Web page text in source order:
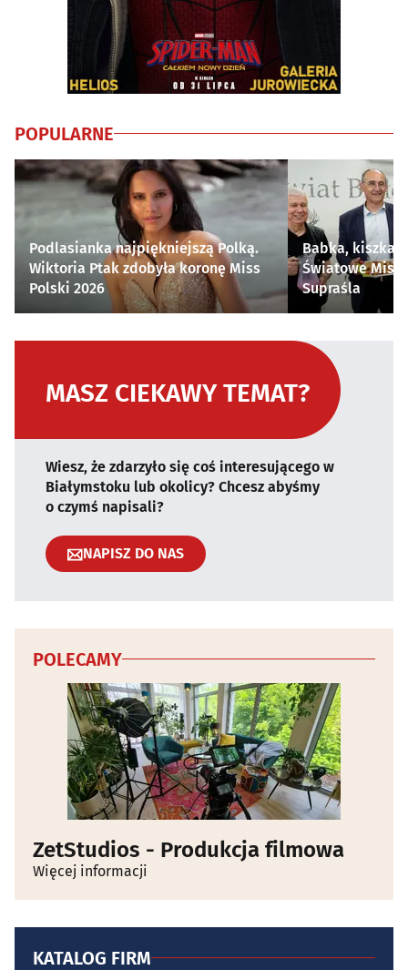
POPULARNE
Podlasianka najpiękniejszą Polką.
Wiktoria Ptak zdobyła koronę Miss
Polski 2026
Babka, kiszka i
Światowe
Supraśla
MASZ CIEKAWY TEMAT?
Wiesz, że zdarzyło się coś interesującego w
Białymstoku lub okolicy? Chcesz abyśmy
o czymś napisali?
NAPISZ DO NAS
POLECAMY
ZetStudios - Produkcja filmowa
Więcej informacji
KATALOG FIRM